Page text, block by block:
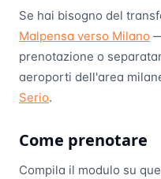
Se hai bisogno del
Malpensa verso Milano
prenotazione o
aeroporti dell'area
Serio.
Come prenotare
Compila il modulo su